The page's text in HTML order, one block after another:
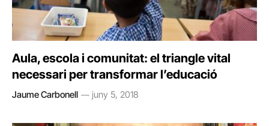
Aula, escola i comunitat: el triangle vital
necessari per transformar l’educació
Jaume Carbonell juny 5, 2018